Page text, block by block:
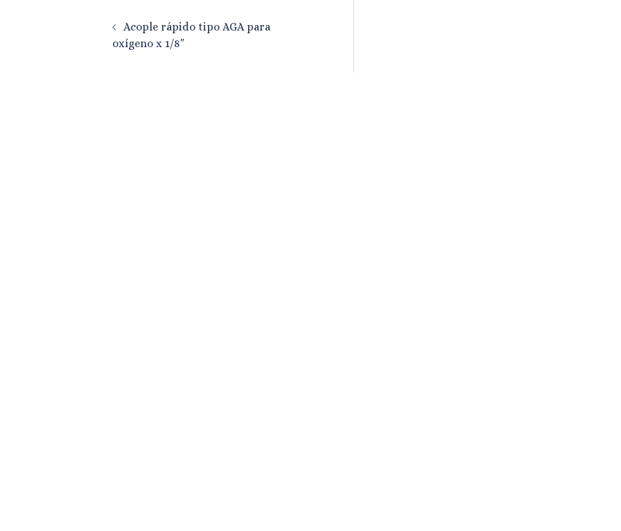
Navegación
Acople rápido tipo AGA para
oxígeno x 1/8″